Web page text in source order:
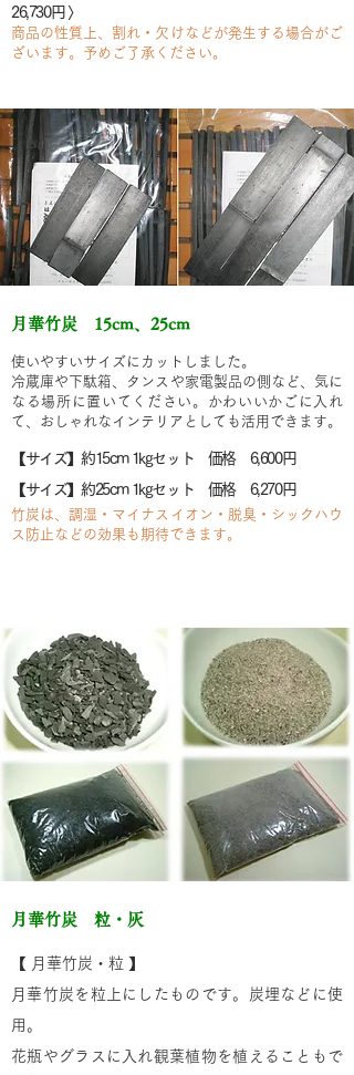
26,730円 〉
商品の性質上、割れ・欠けなどが発生する場合がご
ざいます。予めご了承ください。
月華竹炭 15cm、25cm
使いやすいサイズにカットしました。
冷蔵庫や下駄箱、タンスや家電製品の側など、気に
なる場所に置いてください。かわいいかごに入れ
て、おしゃれなインテリアとしても活用できます。
【サイズ】約15cm 1kgセット 価格 6,600円
【サイズ】約25cm 1kgセット 価格 6,270円
竹炭は、調湿・マイナスイオン・脱臭・シックハウ
ス防止などの効果も期待できます。
月華竹炭 粒・灰
【 月華竹炭・粒 】
月華竹炭を粒上にしたものです。炭埋などに使
用。
花瓶やグラスに入れ観葉植物を植えることもで